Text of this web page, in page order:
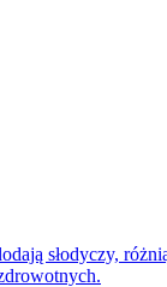
słodyczy,